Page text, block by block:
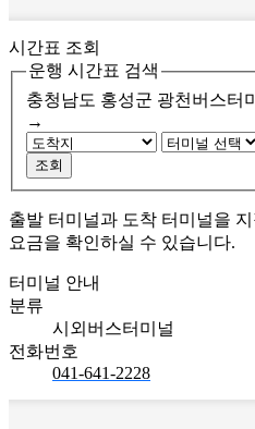
시간표 조회
운행 시간표 검색
충청남도 홍성군 광천버스터
→
조회
출발 터미널과 도착 터미널을
요금을 확인하실 수 있습니다.
터미널 안내
분류
시외버스터미널
전화번호
041-641-2228